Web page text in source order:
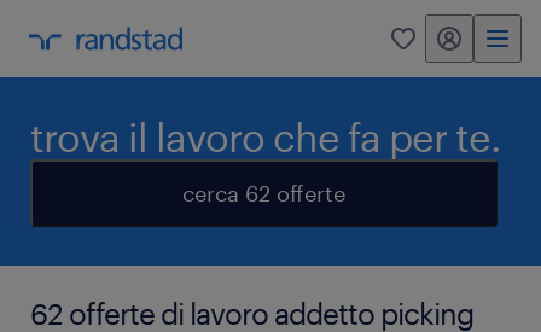
0 my randstad
trova il lavoro che fa per te.
cerca 62 offerte
62 offerte di lavoro addetto picking